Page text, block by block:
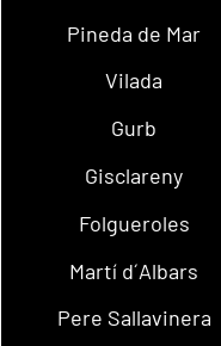
Pineda de Mar
Vilada
Gurb
Gisclareny
Folgueroles
Martí d´Albars
Pere Sallavinera